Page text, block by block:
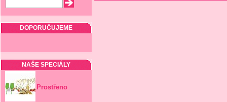
DOPORUČUJEME
NAŠE SPECIÁLY
Prostřeno